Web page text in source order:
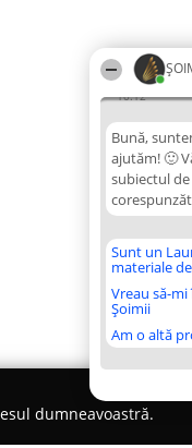
10:12
Bună,
ajutăm! 🙂
subiectul
Sunt un
materiale
Vreau să-
Șoimii
Am o altă
dumneavoastră.